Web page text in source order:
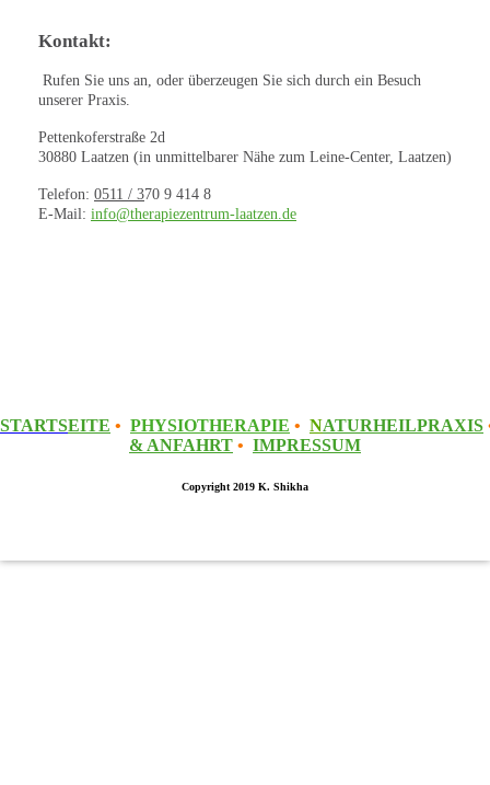
Kontakt:
Rufen Sie uns an, oder überzeugen Sie sich durch ein Besuch
unserer Praxis.
Pettenkoferstraße 2d
30880 Laatzen (in unmittelbarer Nähe zum Leine-Center, Laatzen)
Telefon: 0511 / 370 9 414 8
E-Mail: info@therapiezentrum-laatzen.de
STARTSEITE • PHYSIOTHERAPIE • NATURHEILPRAXIS
& ANFAHRT • IMPRESSUM
Copyright 2019 K. Shikha